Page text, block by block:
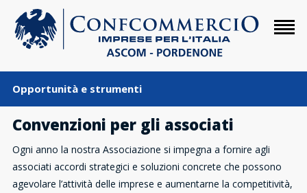
Opportunità e strumenti
Convenzioni per gli associati
Ogni anno la nostra Associazione si impegna a fornire agli
associati accordi strategici e soluzioni concrete che possono
agevolare l’attività delle imprese e aumentarne la competitività,